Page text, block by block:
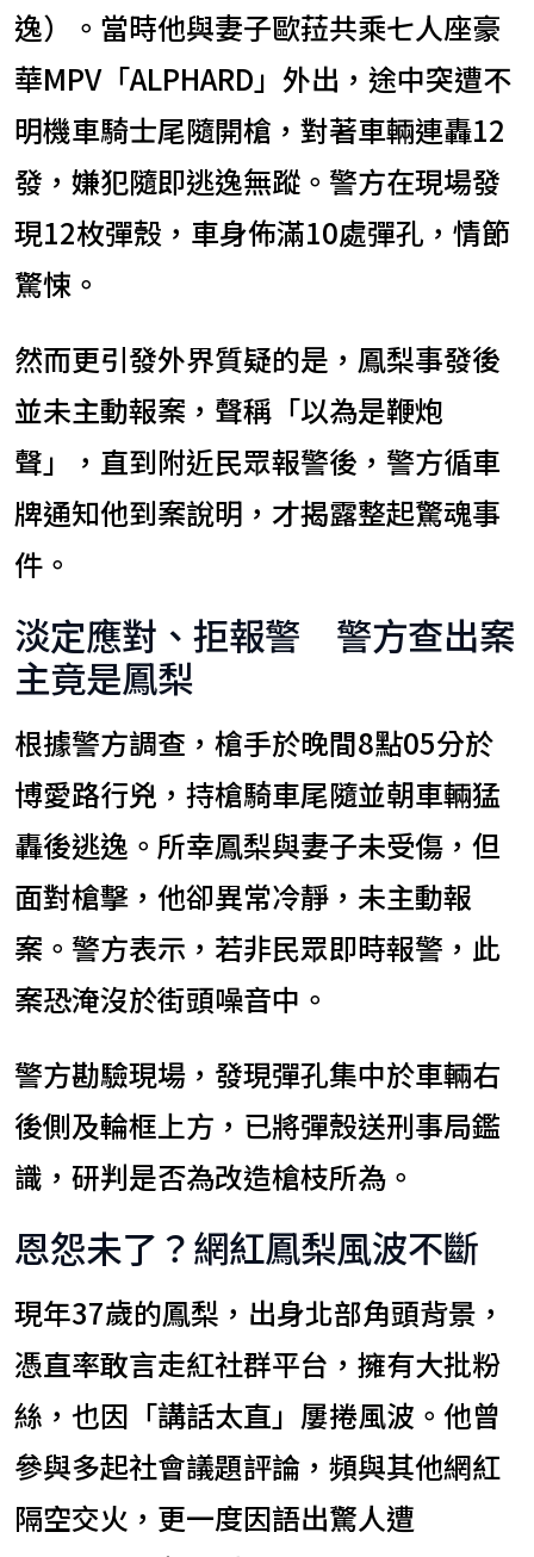
逸）。當時他與妻子歐菈共乘七人座豪
華MPV「ALPHARD」外出，途中突遭不
明機車騎士尾隨開槍，對著車輛連轟12
發，嫌犯隨即逃逸無蹤。警方在現場發
現12枚彈殼，車身佈滿10處彈孔，情節
驚悚。
然而更引發外界質疑的是，鳳梨事發後
並未主動報案，聲稱「以為是鞭炮
聲」，直到附近民眾報警後，警方循車
牌通知他到案說明，才揭露整起驚魂事
件。
淡定應對、拒報警 警方查出案
主竟是鳳梨
根據警方調查，槍手於晚間8點05分於
博愛路行兇，持槍騎車尾隨並朝車輛猛
轟後逃逸。所幸鳳梨與妻子未受傷，但
面對槍擊，他卻異常冷靜，未主動報
案。警方表示，若非民眾即時報警，此
案恐淹沒於街頭噪音中。
警方勘驗現場，發現彈孔集中於車輛右
後側及輪框上方，已將彈殼送刑事局鑑
識，研判是否為改造槍枝所為。
恩怨未了？網紅鳳梨風波不斷
現年37歲的鳳梨，出身北部角頭背景，
憑直率敢言走紅社群平台，擁有大批粉
絲，也因「講話太直」屢捲風波。他曾
參與多起社會議題評論，頻與其他網紅
隔空交火，更一度因語出驚人遭